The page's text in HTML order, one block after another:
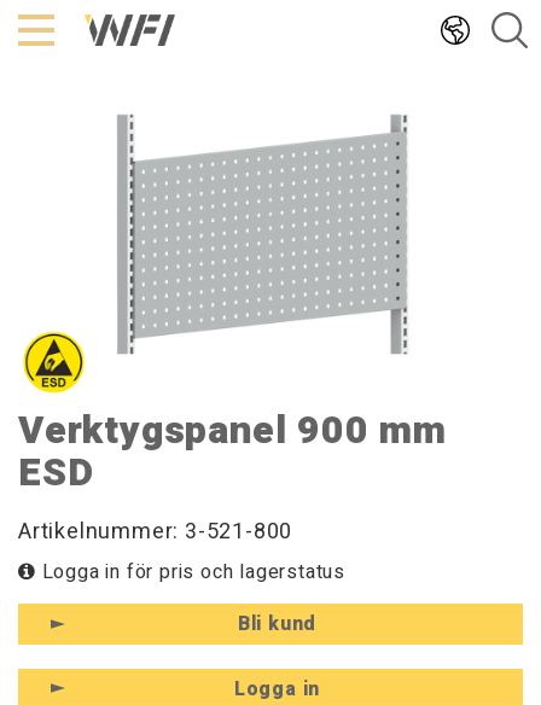
Hoppa
till
Verktygspanel 900 mm
ESD
Artikelnummer: 3-521-800
Logga in för pris och lagerstatus
Bli kund
Logga in